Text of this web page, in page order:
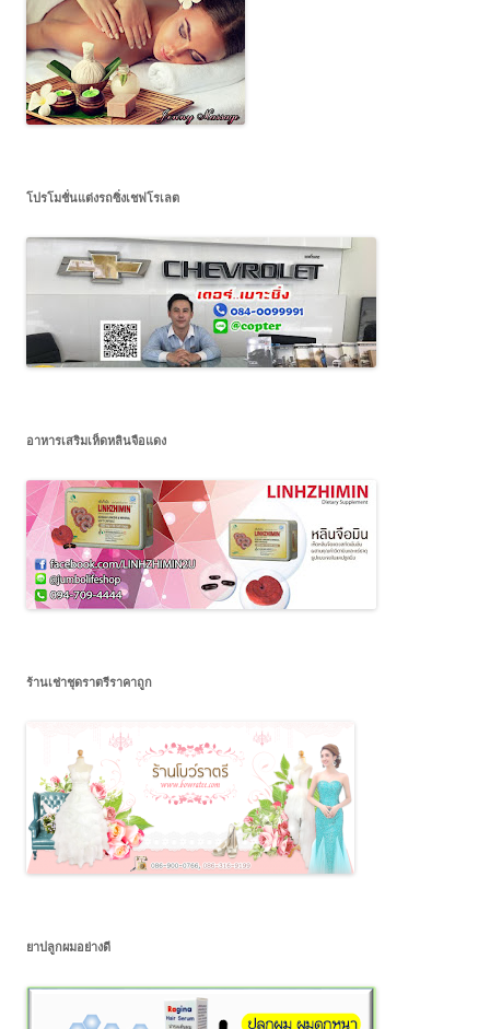
โปรโมชั่นแต่งรถซิ่งเชฟโรเลต
อาหารเสริมเห็ดหลินจือแดง
ร้านเช่าชุดราตรีราคาถูก
ยาปลูกผมอย่างดี